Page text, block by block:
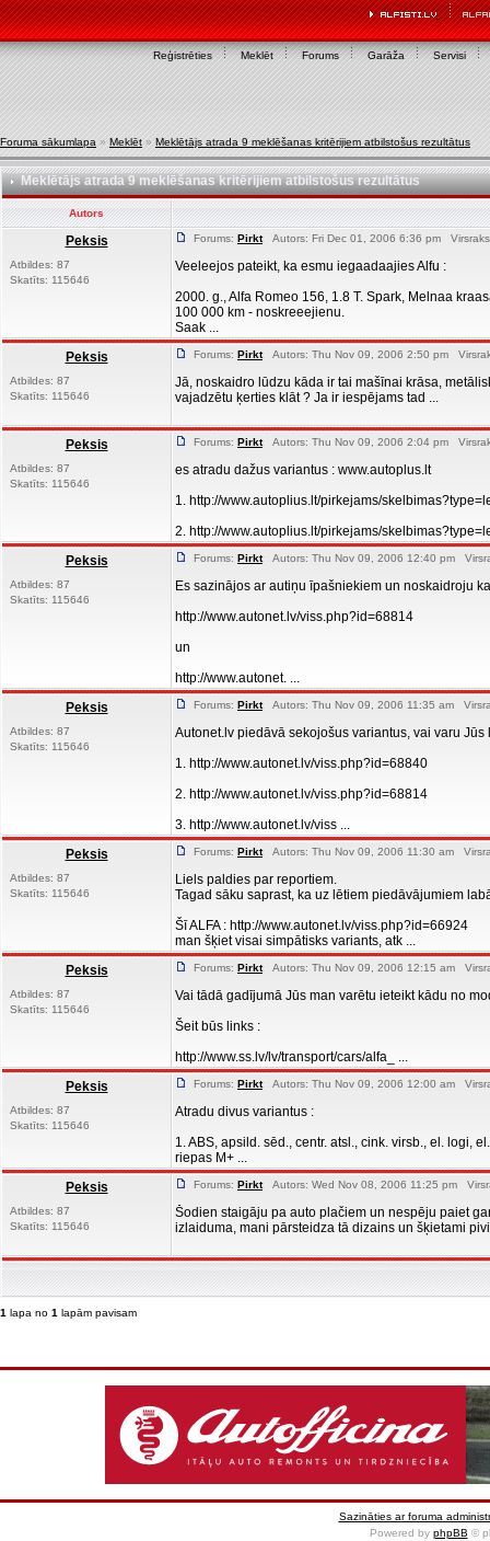
Reģistrēties Meklēt Forums Garāža Servisi
Foruma sākumlapa » Meklēt » Meklētājs atrada 9 meklēšanas kritērijiem atbilstošus rezultātus
Meklētājs atrada 9 meklēšanas kritērijiem atbilstošus rezultātus
Autors
Peksis
Atbildes: 87
Skatīts: 115646
Forums: PirktAutors: Fri Dec 01, 2006 6:36 pm
Veeleejos pateikt, ka esmu iegaadaajies Alfu :
2000. g., Alfa Romeo 156, 1.8 T. Spark, Melnaa
100 000 km - noskreeejienu.
Saak ...
Peksis
Atbildes: 87
Skatīts: 115646
Forums: PirktAutors: Thu Nov 09, 2006 2:50 pm
Jā, noskaidro lūdzu kāda ir tai mašīnai krāsa,
vajadzētu ķerties klāt ? Ja ir iespējams tad ...
Peksis
Atbildes: 87
Skatīts: 115646
Forums: PirktAutors: Thu Nov 09, 2006 2:04 pm
es atradu dažus variantus : www.autoplus.lt
1. http://www.autoplius.lt/pirkejams/
2. http://www.autoplius.lt/pirkejams/
Peksis
Atbildes: 87
Skatīts: 115646
Forums: PirktAutors: Thu Nov 09, 2006 12:40 pm
Es sazinājos ar autiņu īpašniekiem un noskaidroju
http://www.autonet.lv/viss.php?id=68814
un
http://www.autonet. ...
Peksis
Atbildes: 87
Skatīts: 115646
Forums: PirktAutors: Thu Nov 09, 2006 11:35 am
Autonet.lv piedāvā sekojošus variantus, vai varu Jūs
1. http://www.autonet.lv/viss.php?id=68840
2. http://www.autonet.lv/viss.php?id=68814
3. http://www.autonet.lv/viss ...
Peksis
Atbildes: 87
Skatīts: 115646
Forums: PirktAutors: Thu Nov 09, 2006 11:30 am
Liels paldies par reportiem.
Tagad sāku saprast, ka uz lētiem piedāvājumiem
Šī ALFA : http://www.autonet.lv/viss.php?id=66924
man šķiet visai simpātisks variants, atk ...
Peksis
Atbildes: 87
Skatīts: 115646
Forums: PirktAutors: Thu Nov 09, 2006 12:15 am
Vai tādā gadījumā Jūs man varētu ieteikt kādu no
Šeit būs links :
http://www.ss.lv/lv/transport/cars/alfa_ ...
Peksis
Atbildes: 87
Skatīts: 115646
Forums: PirktAutors: Thu Nov 09, 2006 12:00 am
Atradu divus variantus :
1. ABS, apsild. sēd., centr. atsl., cink. virsb., el. logi,
riepas M+ ...
Peksis
Atbildes: 87
Skatīts: 115646
Forums: PirktAutors: Wed Nov 08, 2006 11:25 pm
Šodien staigāju pa auto plačiem un nespēju paiet
izlaiduma, mani pārsteidza tā dizains un šķietami
1 lapa no 1 lapām pavisam
Sazināties ar foruma
Powered by phpBB ©